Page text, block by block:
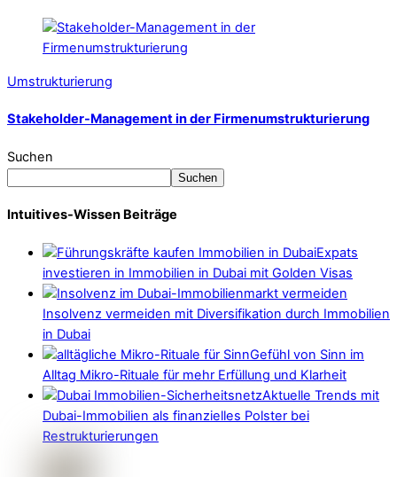
Umstrukturierung
Stakeholder-Management in der Firmenumstrukturierung
Suchen
Suchen
Intuitives-Wissen Beiträge
Expats
investieren in Immobilien in Dubai mit Golden Visas
Insolvenz vermeiden mit Diversifikation durch Immobilien
in Dubai
Gefühl von Sinn im
Alltag Mikro-Rituale für mehr Erfüllung und Klarheit
Aktuelle Trends mit
Dubai-Immobilien als finanzielles Polster bei
Restrukturierungen